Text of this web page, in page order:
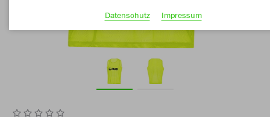
Datenschutz
Impressum